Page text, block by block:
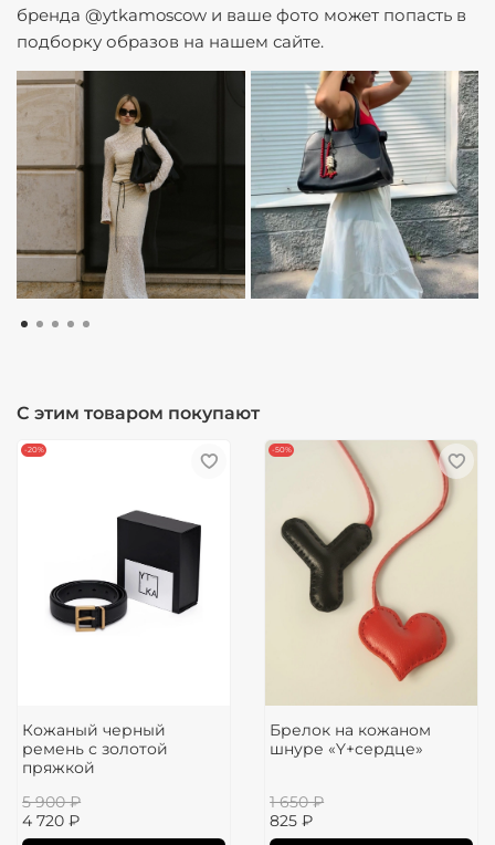
бренда @ytkamoscow и ваше фото может попасть в
подборку образов на нашем сайте.
С этим товаром покупают
-20%
Кожаный черный
ремень с золотой
пряжкой
5 900 ₽
4 720 ₽
-50%
Брелок на кожаном
шнуре «Y+сердце»
1 650 ₽
825 ₽